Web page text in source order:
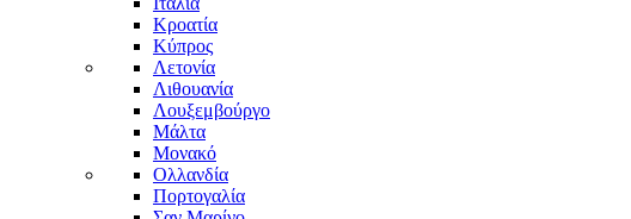
Κροατία
Κύπρος
Λετονία
Λιθουανία
Λουξεμβούργο
Μάλτα
Μονακό
Ολλανδία
Πορτογαλία